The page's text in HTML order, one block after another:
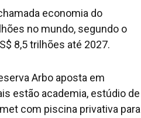
economia do
no mundo, segundo o
8,5 trilhões até 2027.
Arbo aposta em
estão academia, estúdio de
com piscina privativa para